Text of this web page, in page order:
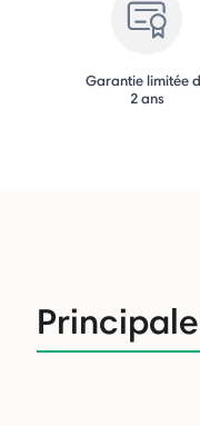
Garantie limitée
2 ans